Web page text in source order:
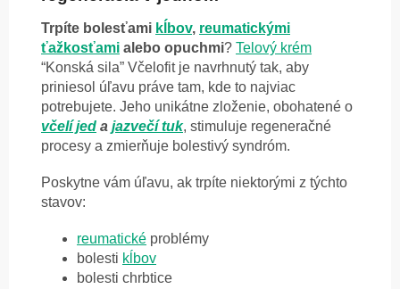
Trpíte bolesťami kĺbov, reumatickými
ťažkosťami alebo opuchmi? Telový krém
“Konská sila” Včelofit je navrhnutý tak, aby
priniesol úľavu práve tam, kde to najviac
potrebujete. Jeho unikátne zloženie, obohatené o
včelí jed a jazvečí tuk, stimuluje regeneračné
procesy a zmierňuje bolestivý syndróm.
Poskytne vám úľavu, ak trpíte niektorými z týchto
stavov:
reumatické problémy
bolesti kĺbov
bolesti chrbtice